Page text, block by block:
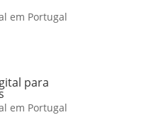
em Portugal
para
em Portugal